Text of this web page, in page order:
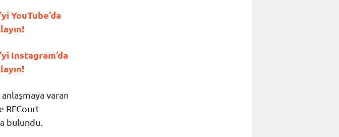
YouTube’da
Instagram’da
varan
RECourt
bulundu.